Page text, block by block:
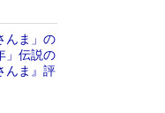
んま」の
」伝説の
んま』評